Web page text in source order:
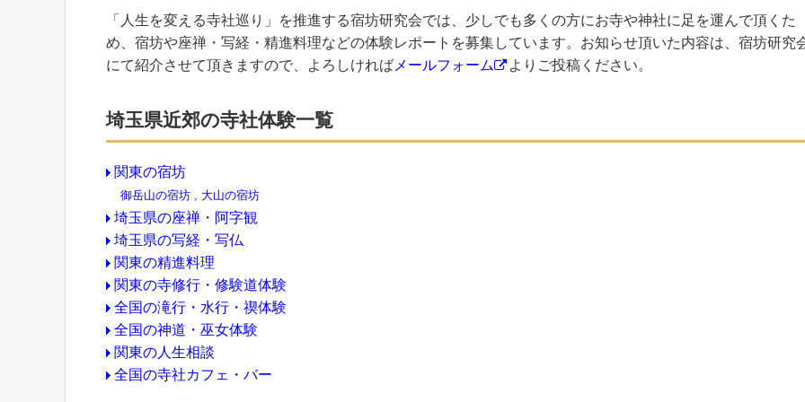
「人生を変える寺社巡り」を推進する宿坊研究会では、少しでも多くの方にお寺や神社に足を運んで頂くた
め、宿坊や座禅・写経・精進料理などの体験レポートを募集しています。お知らせ頂いた内容は、宿坊研究
にて紹介させて頂きますので、よろしければ メールフォーム よりご投稿ください。
埼玉県近郊の寺社体験一覧
関東の宿坊
御岳山の宿坊 大山の宿坊
埼玉県の座禅・阿字観
埼玉県の写経・写仏
関東の精進料理
関東の寺修行・修験道体験
全国の滝行・水行・禊体験
全国の神道・巫女体験
関東の人生相談
全国の寺社カフェ・バー